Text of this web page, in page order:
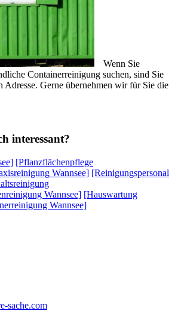
Wenn Sie
Containerreinigung suchen, sind Sie
Adresse. Gerne übernehmen wir für Sie die
interessant?
[Pflanzflächenpflege
Wannsee] [Reinigungspersonal
Wannsee] [Hauswartung
Wannsee]
sache.com